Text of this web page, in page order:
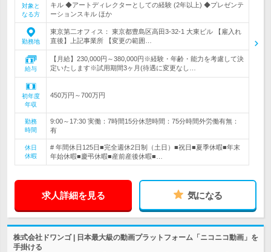
対象と
なる方
キル ◆アートディレクターとしての経験 (2年以上) ◆プレゼンテ
ーションスキル ほか
勤務地
東京第二オフィス： 東京都豊島区高田3-32-1 大東ビル 【雇入れ
直後】上記事業所 【変更の範囲…
給与
【月給】230,000円～380,000円※経験・年齢・能力を考慮して決
定いたします※試用期間3ヶ月(待遇に変更なし…
初年度
年収
450万円～700万円
勤務
時間
9:00～17:30 実働：7時間15分休憩時間：75分時間外労働有無：
有
休日
休暇
# 年間休日125日■完全週休2日制（土日）■祝日■夏季休暇■年末
年始休暇■慶弔休暇■産前産後休暇■…
求人詳細を見る 気になる
株式会社ドワンゴ | 日本最大級の動画プラットフォーム「ニコニコ動画」を
手掛ける